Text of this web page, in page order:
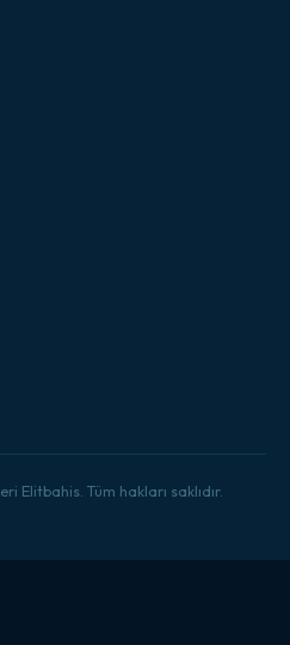
Elitbahis. Tüm hakları saklıdır.